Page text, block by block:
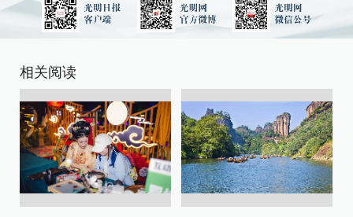
相关阅读